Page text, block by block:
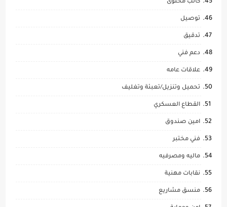
كاتب محتوى
توصيل
تدقيق
دعم فني
علاقات عامه
تحميل وتنزيل/تعبئة وتغليف
القطاع العسكري
امين صندوق
فني مختبر
ماليه ومصرفيه
نقابات مهنية
منسق مشاريع